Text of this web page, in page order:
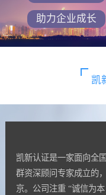
助力企业成长
凯
凯新认证是一家面向全
群资深顾问专家成立的
京。公司注重 “诚信为